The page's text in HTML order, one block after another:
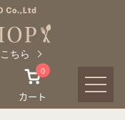
ちら
0
カート